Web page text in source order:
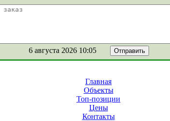
6 августа 2026 10:05
Главная
Объекты
Топ-позиции
Цены
Контакты